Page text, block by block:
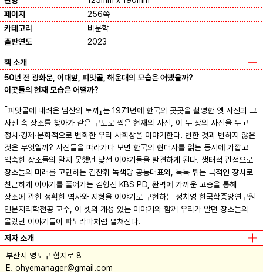
페이지
256쪽
카테고리
비문학
출판연도
2023
책 소개
50년 전 광화문, 이대앞, 피맛골, 해운대의 모습은 어땠을까?
이곳들의 현재 모습은 어떨까?
『피맛골에 내려온 남산의 토끼』는 1971년에 한국의 곳곳을 촬영한 옛 사진과 그
사진 속 장소를 찾아가 같은 구도로 찍은 현재의 사진, 이 두 장의 사진을 두고
정치·경제·문화적으로 변화한 우리 사회상을 이야기한다. 변한 것과 변하지 않은
것은 무엇일까? 사진들을 따라가다 보면 한국의 현대사를 읽는 동시에 가깝고
익숙한 장소들의 알지 못했던 낯선 이야기들을 발견하게 된다. 생태적 관점으로
장소들의 미래를 고민하는 김찬휘 녹색당 공동대표와, 톡톡 튀는 극적인 장치로
친근하게 이야기를 풀어가는 김형진 KBS PD, 완벽에 가까운 고증을 통해
장소에 관한 정확한 역사와 지형을 이야기로 구현하는 정치영 한국학중앙연구원
인문지리학전공 교수, 이 셋의 개성 있는 이야기와 함께 우리가 알던 장소들의
몰랐던 이야기들이 파노라마처럼 펼쳐진다.
저자 소개
부산시 영도구 함지로 8
E. ohyemanager@gmail.com